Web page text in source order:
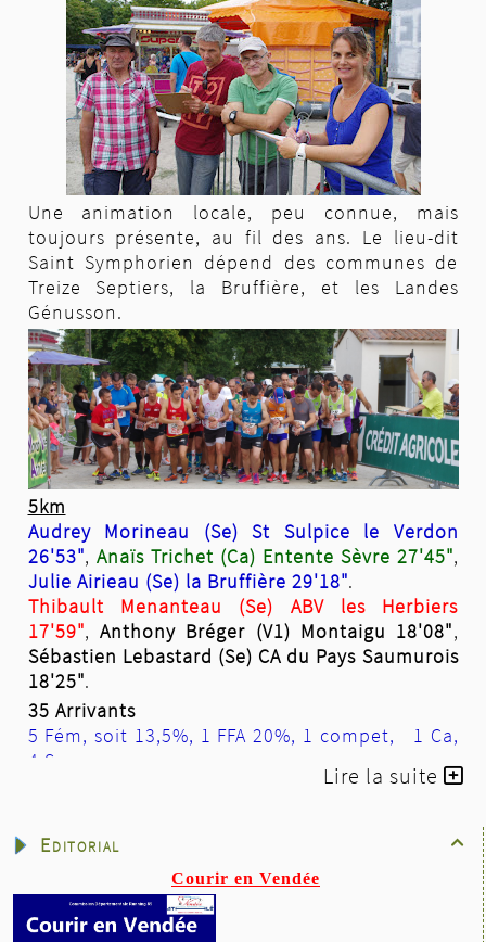

Editorial
Courir en Vendée
Une animation locale, peu connue, mais
toujours présente, au fil des ans. Le lieu-dit
Saint Symphorien dépend des communes de
Treize Septiers, la Bruffière, et les Landes
Génusson.
5km
Audrey Morineau (Se) St Sulpice le Verdon
26'53", Anaïs Trichet (Ca) Entente Sèvre 27'45",
Julie Airieau (Se) la Bruffière 29'18".
Thibault Menanteau (Se) ABV les Herbiers
17'59", Anthony Bréger (V1) Montaigu 18'08",
Sébastien Lebastard (Se) CA du Pays Saumurois
18'25".
35 Arrivants
5 Fém, soit 13,5%, 1 FFA 20%, 1 compet, 1 Ca,
4 Se.
30 H 10 FFA 33,33%, 6 compet, 3 Ca, 2 Ju, 2 Es,
Lire la suite